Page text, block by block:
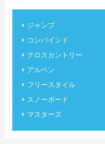
ジャンプ
コンバインド
クロスカントリー
アルペン
フリースタイル
スノーボード
マスターズ